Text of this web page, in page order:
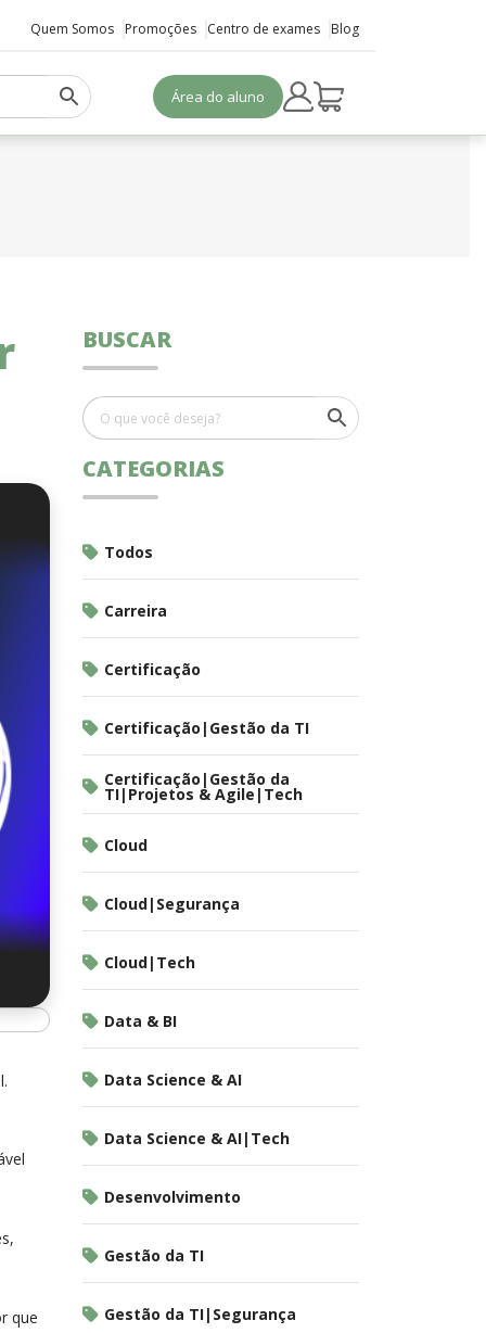
Área do aluno
Quem Somos Promoções Centro de exames Blog
que
BUSCAR
CATEGORIAS
Todos
Carreira
Certificação
Certificação|Gestão da TI
Certificação|Gestão da
TI|Projetos & Agile|Tech
Cloud
Cloud|Segurança
Cloud|Tech
Data & BI
Data Science & AI
Data Science & AI|Tech
Desenvolvimento
Gestão da TI
Gestão da TI|Segurança